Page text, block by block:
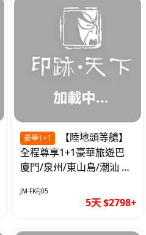
豪華1+1
全程尊享1+1豪華旅遊巴
廈門/泉州/東山島/潮汕 精
JM-FKFJ05
5天 $2798+